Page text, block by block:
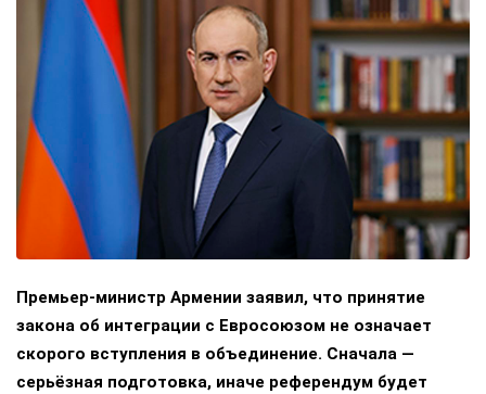
Премьер-министр Армении заявил, что принятие
закона об интеграции с Евросоюзом не означает
скорого вступления в объединение. Сначала —
серьёзная подготовка, иначе референдум будет